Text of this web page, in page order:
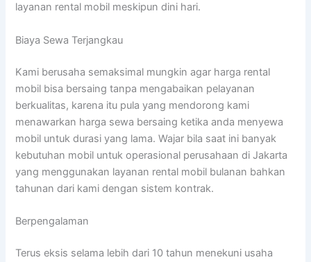
layanan rental mobil meskipun dini hari.
Biaya Sewa Terjangkau
Kami berusaha semaksimal mungkin agar harga rental
mobil bisa bersaing tanpa mengabaikan pelayanan
berkualitas, karena itu pula yang mendorong kami
menawarkan harga sewa bersaing ketika anda menyewa
mobil untuk durasi yang lama. Wajar bila saat ini banyak
kebutuhan mobil untuk operasional perusahaan di Jakarta
yang menggunakan layanan rental mobil bulanan bahkan
tahunan dari kami dengan sistem kontrak.
Berpengalaman
Terus eksis selama lebih dari 10 tahun menekuni usaha